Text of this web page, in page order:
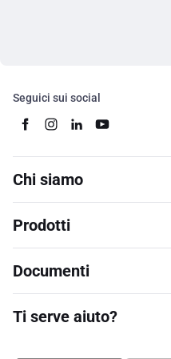
Seguici sui social
Chi siamo
Prodotti
Documenti
Ti serve aiuto?